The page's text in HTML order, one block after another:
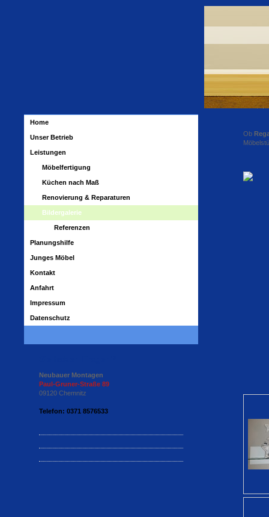
Ob
Home
Unser Betrieb
Leistungen
Möbelfertigung
Küchen nach Maß
Renovierung & Reparaturen
Bildergalerie
Referenzen
Planungshilfe
Junges Möbel
Kontakt
Anfahrt
Impressum
Datenschutz
Neubauer Montagen
Paul-Gruner-Straße 89
09120 Chemnitz
Telefon: 0371 8576533